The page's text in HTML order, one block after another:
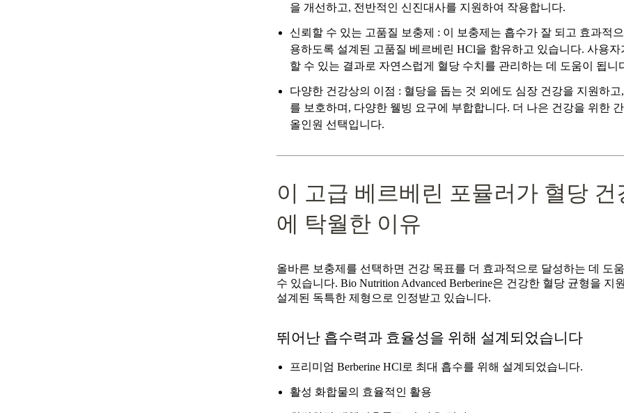
을 개선하고, 전반적인 신진대사를 지원하여 작용합니다.
신뢰할 수 있는 고품질 보충제 : 이 보충제는 흡수가 잘 되고 효과적
용하도록 설계된 고품질 베르베린 HCl을 함유하고 있습니다. 사용자
할 수 있는 결과로 자연스럽게 혈당 수치를 관리하는 데 도움이 됩니
다양한 건강상의 이점 : 혈당을 돕는 것 외에도 심장 건강을 지원하고
를 보호하며, 다양한 웰빙 요구에 부합합니다. 더 나은 건강을 위한
올인원 선택입니다.
이 고급 베르베린 포뮬러가 혈당 건
에 탁월한 이유
올바른 보충제를 선택하면 건강 목표를 더 효과적으로 달성하는 데 도
수 있습니다. Bio Nutrition Advanced Berberine은 건강한 혈당 균형을 지
설계된 독특한 제형으로 인정받고 있습니다.
뛰어난 흡수력과 효율성을 위해 설계되었습니다
프리미엄 Berberine HCl로 최대 흡수를 위해 설계되었습니다.
활성 화합물의 효율적인 활용